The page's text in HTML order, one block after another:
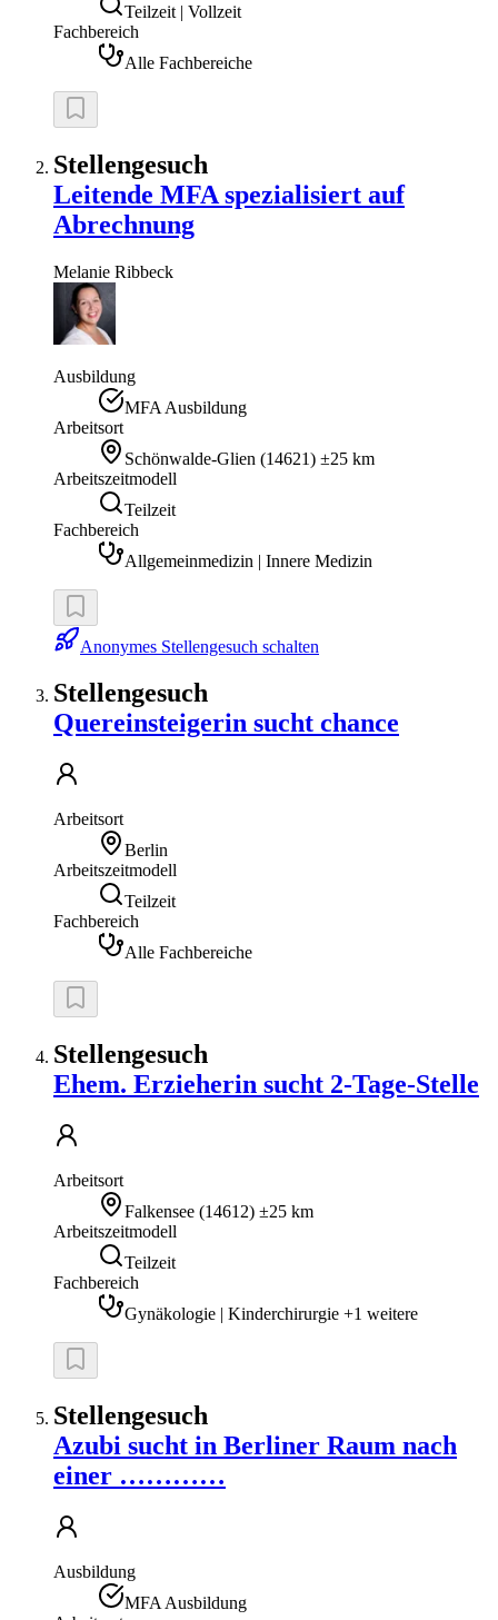
Teilzeit | Vollzeit
Fachbereich
Alle Fachbereiche
Stellengesuch
Leitende MFA spezialisiert auf
Abrechnung
Melanie Ribbeck
Ausbildung
MFA Ausbildung
Arbeitsort
Schönwalde-Glien (14621) ±25 km
Arbeitszeitmodell
Teilzeit
Fachbereich
Allgemeinmedizin | Innere Medizin
Anonymes Stellengesuch schalten
Stellengesuch
Quereinsteigerin sucht chance
Arbeitsort
Berlin
Arbeitszeitmodell
Teilzeit
Fachbereich
Alle Fachbereiche
Stellengesuch
Ehem. Erzieherin sucht 2-Tage-Stelle
Arbeitsort
Falkensee (14612) ±25 km
Arbeitszeitmodell
Teilzeit
Fachbereich
Gynäkologie | Kinderchirurgie +1 weitere
Stellengesuch
Azubi sucht in Berliner Raum nach
einer …………
Ausbildung
MFA Ausbildung